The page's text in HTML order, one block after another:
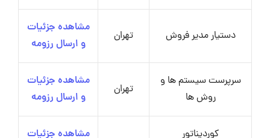
دستیار مدیر فروش تهران
مشاهده جزئیات
و ارسال رزومه
سرپرست سیستم ها و
روش ها
تهران
مشاهده جزئیات
و ارسال رزومه
کوردیناتور
مشاهده جزئیات